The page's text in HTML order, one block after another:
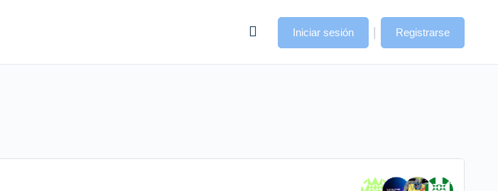
Iniciar sesión | Registrarse